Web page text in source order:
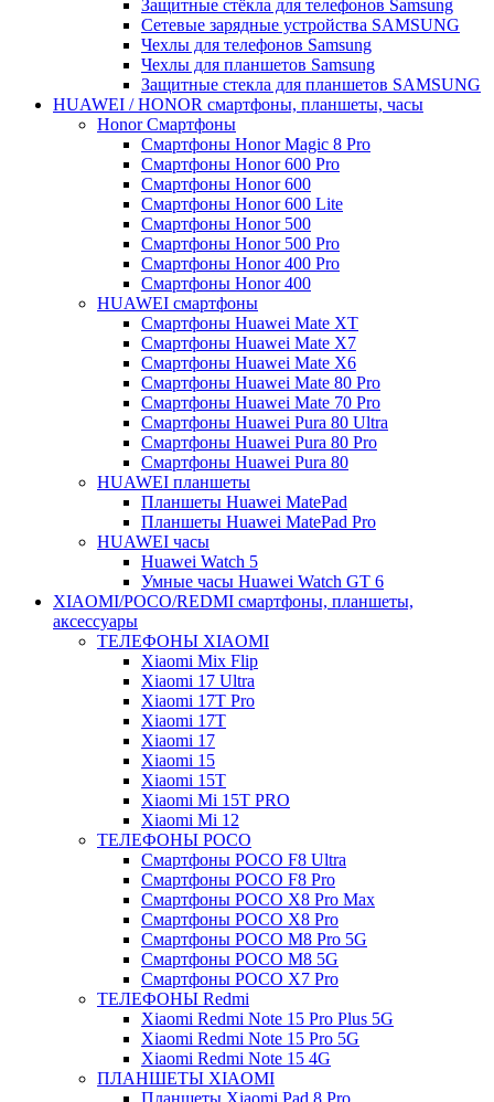
Защитные стёкла для телефонов Samsung
Сетевые зарядные устройства SAMSUNG
Чехлы для телефонов Samsung
Чехлы для планшетов Samsung
Защитные стекла для планшетов SAMSUNG
HUAWEI / HONOR cмартфоны, планшеты, часы
Honor Смартфоны
Смартфоны Honor Magic 8 Pro
Смартфоны Honor 600 Pro
Смартфоны Honor 600
Смартфоны Honor 600 Lite
Смартфоны Honor 500
Смартфоны Honor 500 Pro
Смартфоны Honor 400 Pro
Смартфоны Honor 400
HUAWEI cмартфоны
Смартфоны Huawei Mate XT
Смартфоны Huawei Mate X7
Смартфоны Huawei Mate X6
Смартфоны Huawei Mate 80 Pro
Смартфоны Huawei Mate 70 Pro
Смартфоны Huawei Pura 80 Ultra
Смартфоны Huawei Pura 80 Pro
Смартфоны Huawei Pura 80
HUAWEI планшеты
Планшеты Huawei MatePad
Планшеты Huawei MatePad Pro
HUAWEI часы
Huawei Watch 5
Умные часы Huawei Watch GT 6
XIAOMI/POCO/REDMI cмартфоны, планшеты,
аксессуары
ТЕЛЕФОНЫ XIAOMI
Xiaomi Mix Flip
Xiaomi 17 Ultra
Xiaomi 17T Pro
Xiaomi 17T
Xiaomi 17
Xiaomi 15
Xiaomi 15T
Xiaomi Mi 15T PRO
Xiaomi Mi 12
ТЕЛЕФОНЫ POCO
Смартфоны POCO F8 Ultra
Смартфоны POCO F8 Pro
Смартфоны POCO X8 Pro Max
Смартфоны POCO X8 Pro
Смартфоны POCO M8 Pro 5G
Смартфоны POCO M8 5G
Смартфоны POCO X7 Pro
ТЕЛЕФОНЫ Redmi
Xiaomi Redmi Note 15 Pro Plus 5G
Xiaomi Redmi Note 15 Pro 5G
Xiaomi Redmi Note 15 4G
ПЛАНШЕТЫ XIAOMI
Планшеты Xiaomi Pad 8 Pro